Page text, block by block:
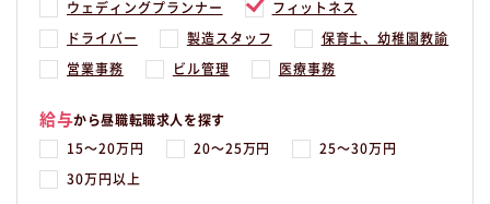
ウェディングプランナー フィットネス
ドライバー 製造スタッフ 保育士、幼稚園教諭
営業事務 ビル管理 医療事務
給与から昼職転職求人を探す
15〜20万円 20〜25万円 25〜30万円
30万円以上